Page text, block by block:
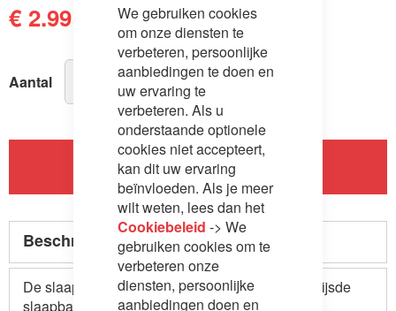
We gebruiken cookies
om onze diensten te
verbeteren, persoonlijke
aanbiedingen te doen en
uw ervaring te
verbeteren. Als u
onderstaande optionele
cookies niet accepteert,
kan dit uw ervaring
beïnvloeden. Als je meer
wilt weten, lees dan het
Cookiebeleid -> We
gebruiken cookies om te
verbeteren onze
diensten, persoonlijke
aanbiedingen doen en
€ 2.995,00 € 3.585,00
Aantal
In Winkelwagen
Beschrijving
De slaapbank Supreme is een zeer scherp geprijsde
slaapbank voor de kwaliteit die het biedt.